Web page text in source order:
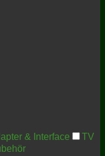
& Interface
TV